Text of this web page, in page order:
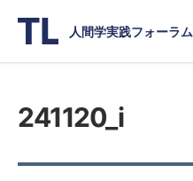
人間学実践フォーラム
241120_i